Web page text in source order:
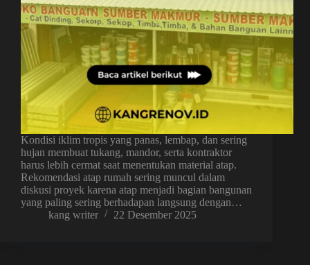
Kondisi iklim tropis yang panas, lembap, dan sering
hujan membuat tukang, mandor, serta kontraktor
harus lebih cermat saat menentukan material atap.
Rekomendasi atap rumah sering muncul dalam
diskusi proyek karena atap menjadi bagian bangunan
yang paling sering berhadapan langsung dengan…
kang writer
22 Desember 2025